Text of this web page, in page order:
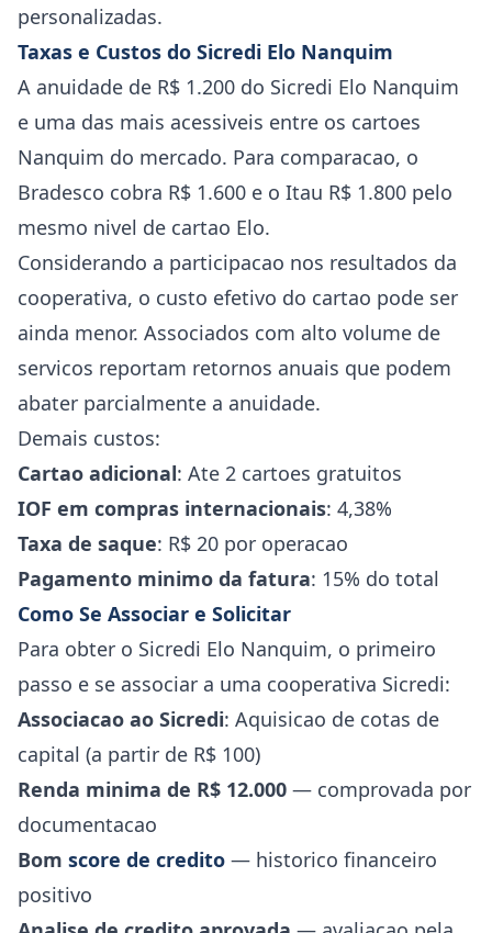
personalizadas.
Taxas e Custos do Sicredi Elo Nanquim
A anuidade de R$ 1.200 do Sicredi Elo Nanquim
e uma das mais acessiveis entre os cartoes
Nanquim do mercado. Para comparacao, o
Bradesco cobra R$ 1.600 e o Itau R$ 1.800 pelo
mesmo nivel de cartao Elo.
Considerando a participacao nos resultados da
cooperativa, o custo efetivo do cartao pode ser
ainda menor. Associados com alto volume de
servicos reportam retornos anuais que podem
abater parcialmente a anuidade.
Demais custos:
Cartao adicional: Ate 2 cartoes gratuitos
IOF em compras internacionais: 4,38%
Taxa de saque: R$ 20 por operacao
Pagamento minimo da fatura: 15% do total
Como Se Associar e Solicitar
Para obter o Sicredi Elo Nanquim, o primeiro
passo e se associar a uma cooperativa Sicredi:
Associacao ao Sicredi: Aquisicao de cotas de
capital (a partir de R$ 100)
Renda minima de R$ 12.000 — comprovada por
documentacao
Bom score de credito — historico financeiro
positivo